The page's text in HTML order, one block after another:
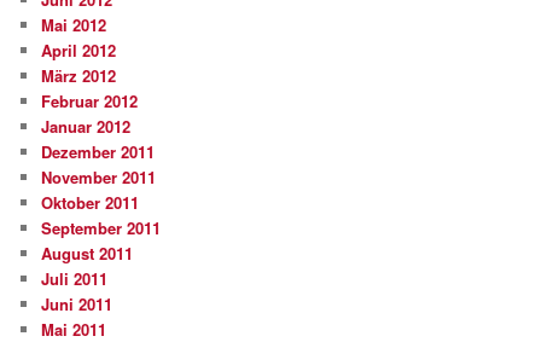
Mai 2012
April 2012
März 2012
Februar 2012
Januar 2012
Dezember 2011
November 2011
Oktober 2011
September 2011
August 2011
Juli 2011
Juni 2011
Mai 2011